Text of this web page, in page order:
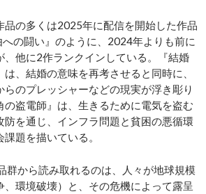
の多くは2025年に配信を開始した作品
の闘い』のように、2024年よりも前に
、他に2作ランクインしている。『結婚
、結婚の意味を再考させると同時に、
のプレッシャーなどの現実が浮き彫り
の盗電師』は、生きるために電気を盗む
防を通じ、インフラ問題と貧困の悪循環
題を描いている。
から読み取れるのは、人々が地球規模
、環境破壊）と、その危機によって露呈